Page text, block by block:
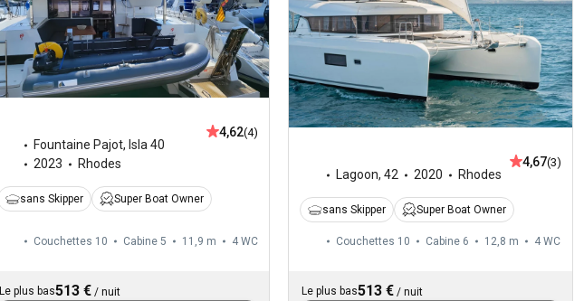
Fountaine Pajot, Isla 40
2023
Rhodes
4,62(4)
sans Skipper Super Boat Owner
Couchettes 10 Cabine 5 11,9 m 4 WC
Le plus bas513 €/ nuit
Lagoon,42 2020 Rhodes
4,67(3)
sans Skipper Super Boat Owner
Couchettes 10 Cabine 6 12,8 m 4 WC
Le plus bas513 € /nuit